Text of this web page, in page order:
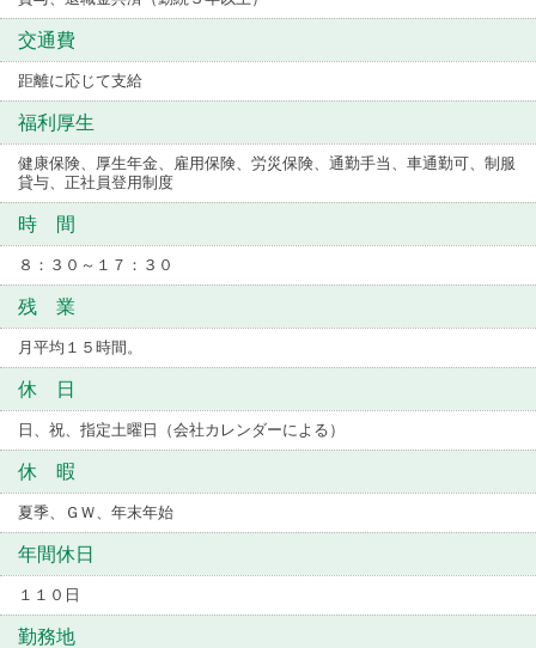
交通費
距離に応じて支給
福利厚生
健康保険、厚生年金、雇用保険、労災保険、通勤手当、車通勤可、制服
貸与、正社員登用制度
時 間
８：３０～１７：３０
残 業
月平均１５時間。
休 日
日、祝、指定土曜日（会社カレンダーによる）
休 暇
夏季、ＧＷ、年末年始
年間休日
１１０日
勤務地